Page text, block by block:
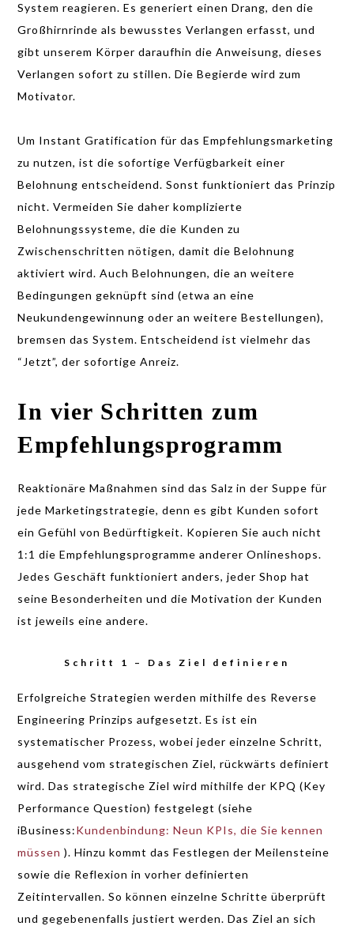
System reagieren. Es generiert einen Drang, den die
Großhirnrinde als bewusstes Verlangen erfasst, und
gibt unserem Körper daraufhin die Anweisung, dieses
Verlangen sofort zu stillen. Die Begierde wird zum
Motivator.
Um Instant Gratification für das Empfehlungsmarketing
zu nutzen, ist die sofortige Verfügbarkeit einer
Belohnung entscheidend. Sonst funktioniert das Prinzip
nicht. Vermeiden Sie daher komplizierte
Belohnungssysteme, die die Kunden zu
Zwischenschritten nötigen, damit die Belohnung
aktiviert wird. Auch Belohnungen, die an weitere
Bedingungen geknüpft sind (etwa an eine
Neukundengewinnung oder an weitere Bestellungen),
bremsen das System. Entscheidend ist vielmehr das
“Jetzt”, der sofortige Anreiz.
In vier Schritten zum
Empfehlungsprogramm
Reaktionäre Maßnahmen sind das Salz in der Suppe für
jede Marketingstrategie, denn es gibt Kunden sofort
ein Gefühl von Bedürftigkeit. Kopieren Sie auch nicht
1:1 die Empfehlungsprogramme anderer Onlineshops.
Jedes Geschäft funktioniert anders, jeder Shop hat
seine Besonderheiten und die Motivation der Kunden
ist jeweils eine andere.
Schritt 1 – Das Ziel definieren
Erfolgreiche Strategien werden mithilfe des Reverse
Engineering Prinzips aufgesetzt. Es ist ein
systematischer Prozess, wobei jeder einzelne Schritt,
ausgehend vom strategischen Ziel, rückwärts definiert
wird. Das strategische Ziel wird mithilfe der KPQ (Key
Performance Question) festgelegt (siehe
iBusiness:Kundenbindung: Neun KPIs, die Sie kennen
müssen ). Hinzu kommt das Festlegen der Meilensteine
sowie die Reflexion in vorher definierten
Zeitintervallen. So können einzelne Schritte überprüft
und gegebenenfalls justiert werden. Das Ziel an sich